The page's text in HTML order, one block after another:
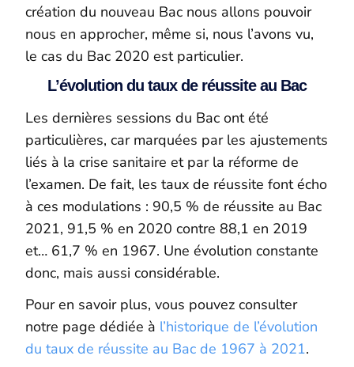
création du nouveau Bac nous allons pouvoir
nous en approcher, même si, nous l’avons vu,
le cas du Bac 2020 est particulier.
L’évolution du taux de réussite au Bac
Les dernières sessions du Bac ont été
particulières, car marquées par les ajustements
liés à la crise sanitaire et par la réforme de
l’examen. De fait, les taux de réussite font écho
à ces modulations : 90,5 % de réussite au Bac
2021, 91,5 % en 2020 contre 88,1 en 2019
et… 61,7 % en 1967. Une évolution constante
donc, mais aussi considérable.
Pour en savoir plus, vous pouvez consulter
notre page dédiée à l’historique de l’évolution
du taux de réussite au Bac de 1967 à 2021.